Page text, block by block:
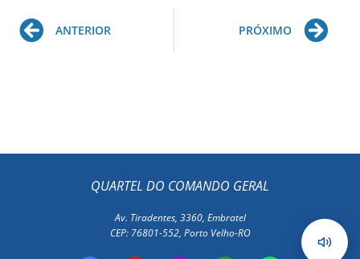
Prev
ANTERIOR PRÓXIMO
QUARTEL DO COMANDO GERAL
Av. Tiradentes, 3360, Embratel
CEP: 76801-552, Porto Velho-RO